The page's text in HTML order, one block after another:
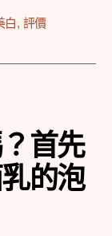
白, 評價
首先
的泡